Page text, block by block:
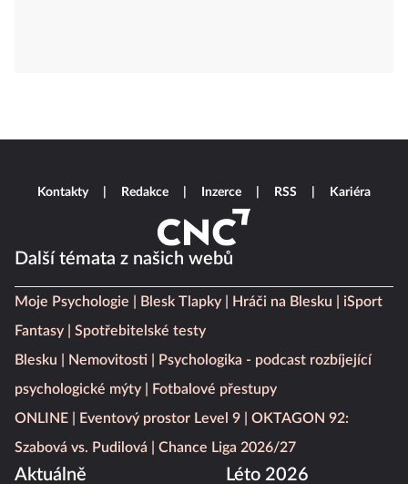
Další témata z našich webů
Moje Psychologie Blesk Tlapky Hráči na Blesku
iSport
Fantasy
Spotřebitelské testy
Blesku
Nemovitosti
Psychologika - podcast rozbíjející
psychologické mýty
Fotbalové přestupy
ONLINE
Eventový prostor Level 9
OKTAGON 92:
Szabová vs. Pudilová
Chance Liga 2026/27
Aktuálně Léto 2026
Kontakty Redakce Inzerce RSS Kariéra